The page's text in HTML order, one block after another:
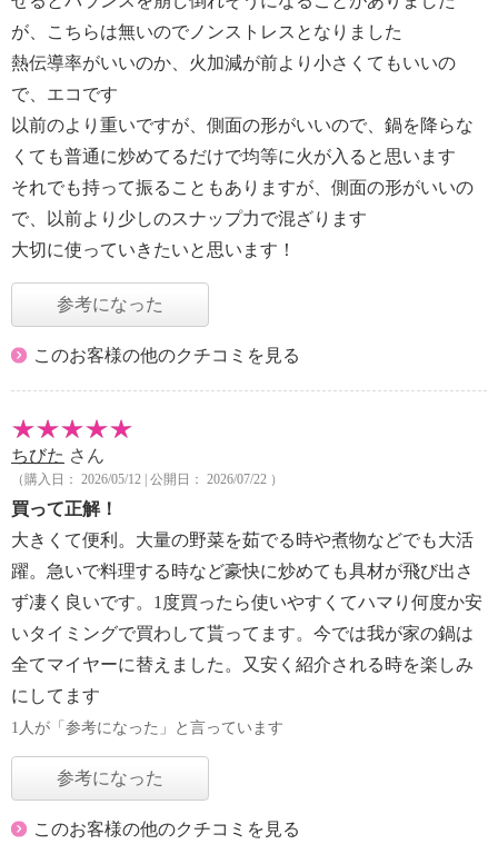
が、こちらは無いのでノンストレスとなりました
熱伝導率がいいのか、火加減が前より小さくてもいいの
で、エコです
以前のより重いですが、側面の形がいいので、鍋を降らな
くても普通に炒めてるだけで均等に火が入ると思います
それでも持って振ることもありますが、側面の形がいいの
で、以前より少しのスナップ力で混ざります
大切に使っていきたいと思います！
参考になった
このお客様の他のクチコミを見る
ちびた さん
（購入日： 2026/05/12 | 公開日： 2026/07/22 ）
買って正解！
大きくて便利。大量の野菜を茹でる時や煮物などでも大活
躍。急いで料理する時など豪快に炒めても具材が飛び出さ
ず凄く良いです。1度買ったら使いやすくてハマり何度か安
いタイミングで買わして貰ってます。今では我が家の鍋は
全てマイヤーに替えました。又安く紹介される時を楽しみ
にしてます
1人が「参考になった」と言っています
参考になった
このお客様の他のクチコミを見る